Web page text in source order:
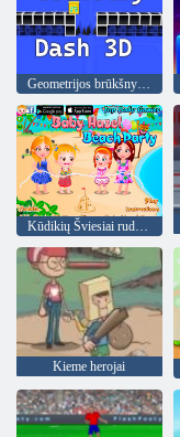
Geometrijos brūkšnys 3D
Kieme herojai